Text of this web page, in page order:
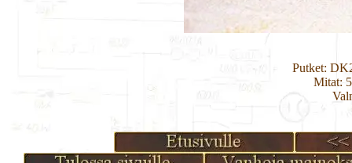
Putket:
Mitat: